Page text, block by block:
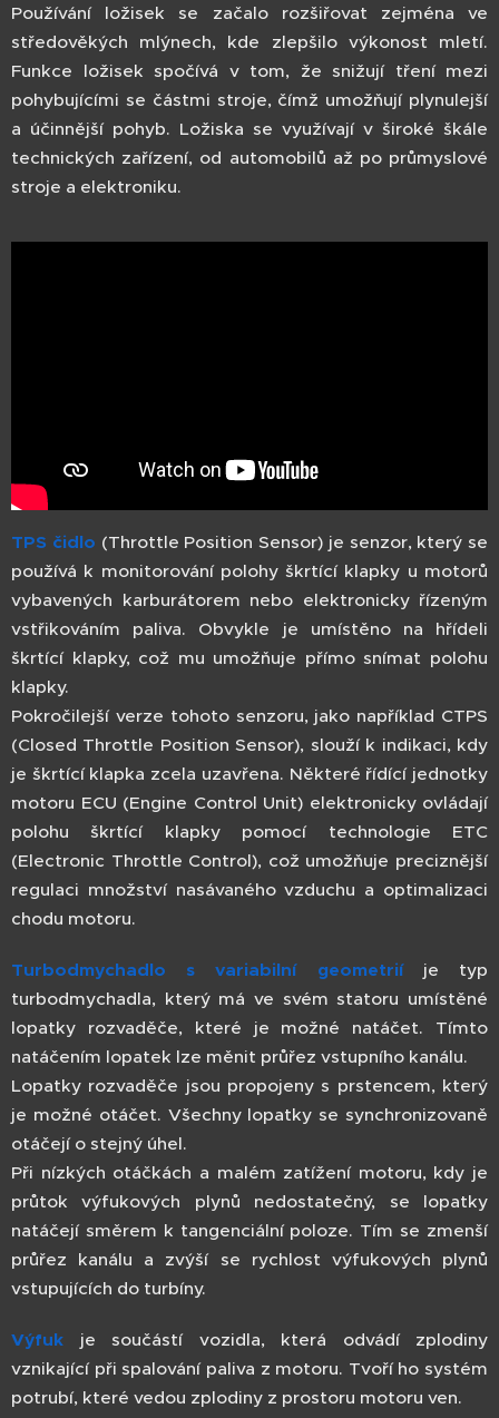
Používání ložisek se začalo rozšiřovat zejména ve
středověkých mlýnech, kde zlepšilo výkonost mletí.
Funkce ložisek spočívá v tom, že snižují tření mezi
pohybujícími se částmi stroje, čímž umožňují plynulejší
a účinnější pohyb. Ložiska se využívají v široké škále
technických zařízení, od automobilů až po průmyslové
stroje a elektroniku.
TPS čidlo (Throttle Position Sensor) je senzor, který se
používá k monitorování polohy škrtící klapky u motorů
vybavených karburátorem nebo elektronicky řízeným
vstřikováním paliva. Obvykle je umístěno na hřídeli
škrtící klapky, což mu umožňuje přímo snímat polohu
klapky.
Pokročilejší verze tohoto senzoru, jako například CTPS
(Closed Throttle Position Sensor), slouží k indikaci, kdy
je škrtící klapka zcela uzavřena. Některé řídící jednotky
motoru ECU (Engine Control Unit) elektronicky ovládají
polohu škrtící klapky pomocí technologie ETC
(Electronic Throttle Control), což umožňuje preciznější
regulaci množství nasávaného vzduchu a optimalizaci
chodu motoru.
Turbodmychadlo s variabilní geometrií je typ
turbodmychadla, který má ve svém statoru umístěné
lopatky rozvaděče, které je možné natáčet. Tímto
natáčením lopatek lze měnit průřez vstupního kanálu.
Lopatky rozvaděče jsou propojeny s prstencem, který
je možné otáčet. Všechny lopatky se synchronizovaně
otáčejí o stejný úhel.
Při nízkých otáčkách a malém zatížení motoru, kdy je
průtok výfukových plynů nedostatečný, se lopatky
natáčejí směrem k tangenciální poloze. Tím se zmenší
průřez kanálu a zvýší se rychlost výfukových plynů
vstupujících do turbíny.
Výfuk je součástí vozidla, která odvádí zplodiny
vznikající při spalování paliva z motoru. Tvoří ho systém
potrubí, které vedou zplodiny z prostoru motoru ven.